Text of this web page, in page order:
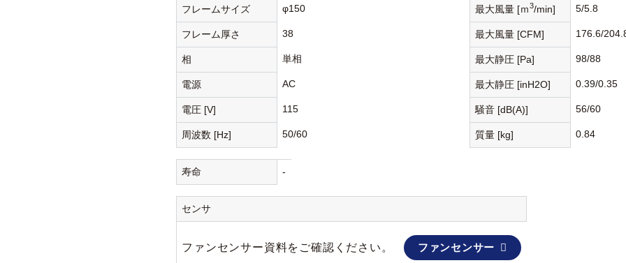
フレームサイズ φ150
フレーム厚さ 38
相 単相
電源 AC
電圧 [V] 115
周波数 [Hz] 50/60
最大風量 [ｍ3/min] 5/5.8
最大風量 [CFM] 176.6/
最大静圧 [Pa] 98/88
最大静圧 [inH2O] 0.39/0.35
騒音 [dB(A)] 56/60
質量 [kg] 0.84
寿命 -
センサ
ファンセンサー資料をご確認ください。 ファンセンサー